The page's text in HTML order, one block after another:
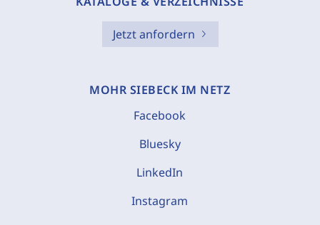
Jetzt anfordern
MOHR SIEBECK IM NETZ
Facebook
Bluesky
LinkedIn
Instagram